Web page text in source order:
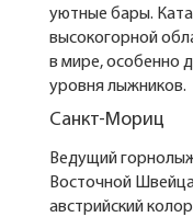
уютные бары.
высокогорной
в мире, особенно
уровня лыжников.
Санкт-Мориц
Ведущий
Восточной
австрийский